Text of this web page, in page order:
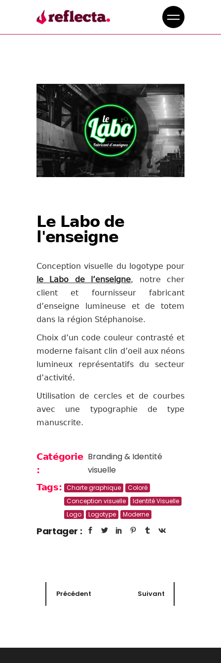
Le Labo de
l'enseigne
Conception visuelle du logotype pour
le Labo de l’enseigne, notre cher
client et fournisseur fabricant
d’enseigne lumineuse et de totem
dans la région Stéphanoise.
Choix d’un code couleur contrasté et
moderne faisant clin d’oeil aux néons
lumineux représentatifs du secteur
d’activité.
Utilisation de cercles et de courbes
avec une typographie de type
manuscrite.
Catégorie
:
Branding & Identité
visuelle
Tags: Charte graphique
Coloré
Conception visuelle
Identité Visuelle
Logo
Logotype Moderne
Partager :
Précédent Suivant